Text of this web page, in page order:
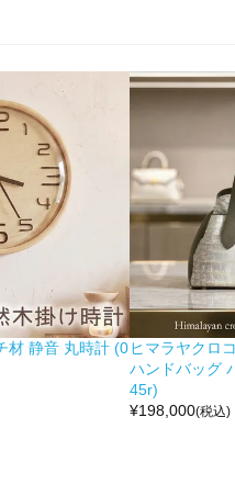
材 静音 丸時計 (0ヒマラヤクロ
ハンドバッグ
45r)
¥198,000(税込)